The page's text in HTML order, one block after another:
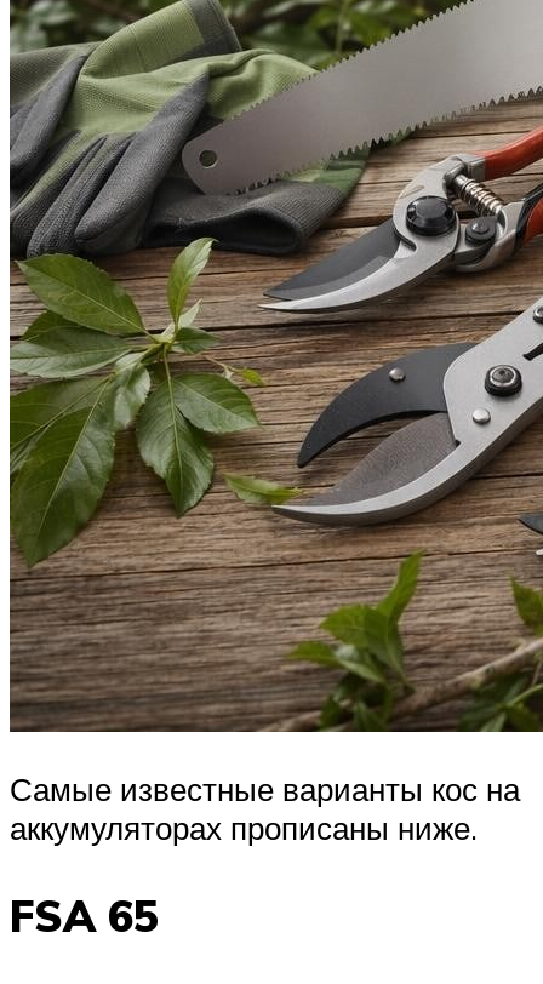
Самые известные варианты кос на
аккумуляторах прописаны ниже.
FSA 65